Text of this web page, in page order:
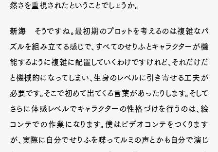
然さを重視されたということでしょうか。
新海 そうですね。最初期のプロットを考えるのは複雑なパ
ズルを組み立てる感じで、すべてのせりふとキャラクターが機
能するように複雑に配置していくわけですけれど、それだけだ
と機械的になってしまい、生身のレベルに引き寄せる工夫が
必要です。そこで初めて出てくる言葉があったりします。そして
さらに体感レベルでキャラクターの性格づけを行うのは、絵
コンテでの作業になります。僕はビデオコンテをつくります
が、実際に自分でせりふを喋ってルミの声とかも自分で演じ